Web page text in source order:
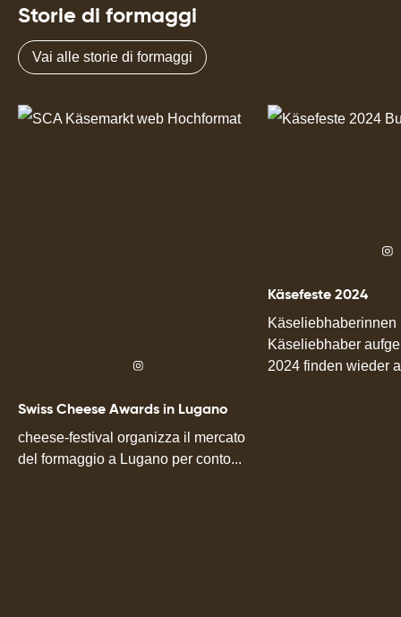
Storie di formaggi
Vai alle storie di formaggi
Swiss Cheese Awards in Lugano
cheese-festival organizza il mercato
del formaggio a Lugano per conto...
Käsefeste 2024
Käseliebhaberinnen
Käseliebhaber
2024 finden wieder